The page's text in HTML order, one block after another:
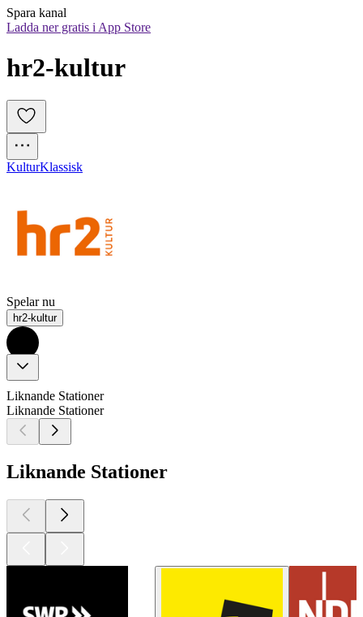
Spara kanal
Ladda ner gratis i App Store
hr2-kultur
KulturKlassisk
Spelar nu
hr2-kultur
Liknande Stationer
Liknande Stationer
Liknande Stationer